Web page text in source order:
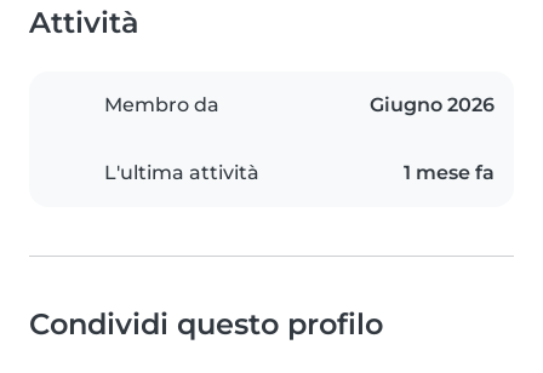
Attività
Membro da Giugno 2026
L'ultima attività 1 mese fa
Condividi questo profilo